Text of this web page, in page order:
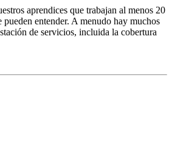
aprendices que trabajan al menos 20
pueden entender. A menudo hay muchos
de servicios, incluida la cobertura